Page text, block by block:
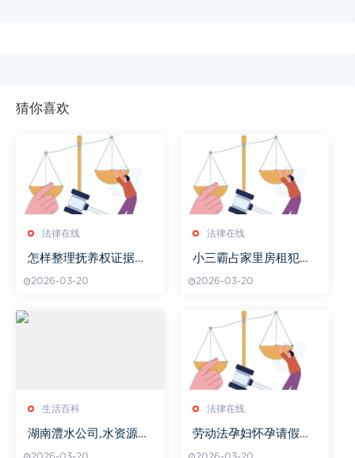
猜你喜欢
法律在线
怎样整理抚养权证据资
2026-03-20
法律在线
小三霸占家里房租犯法
2026-03-20
生活百科
湖南澧水公司,水资源管
法律在线
劳动法孕妇怀孕请假工